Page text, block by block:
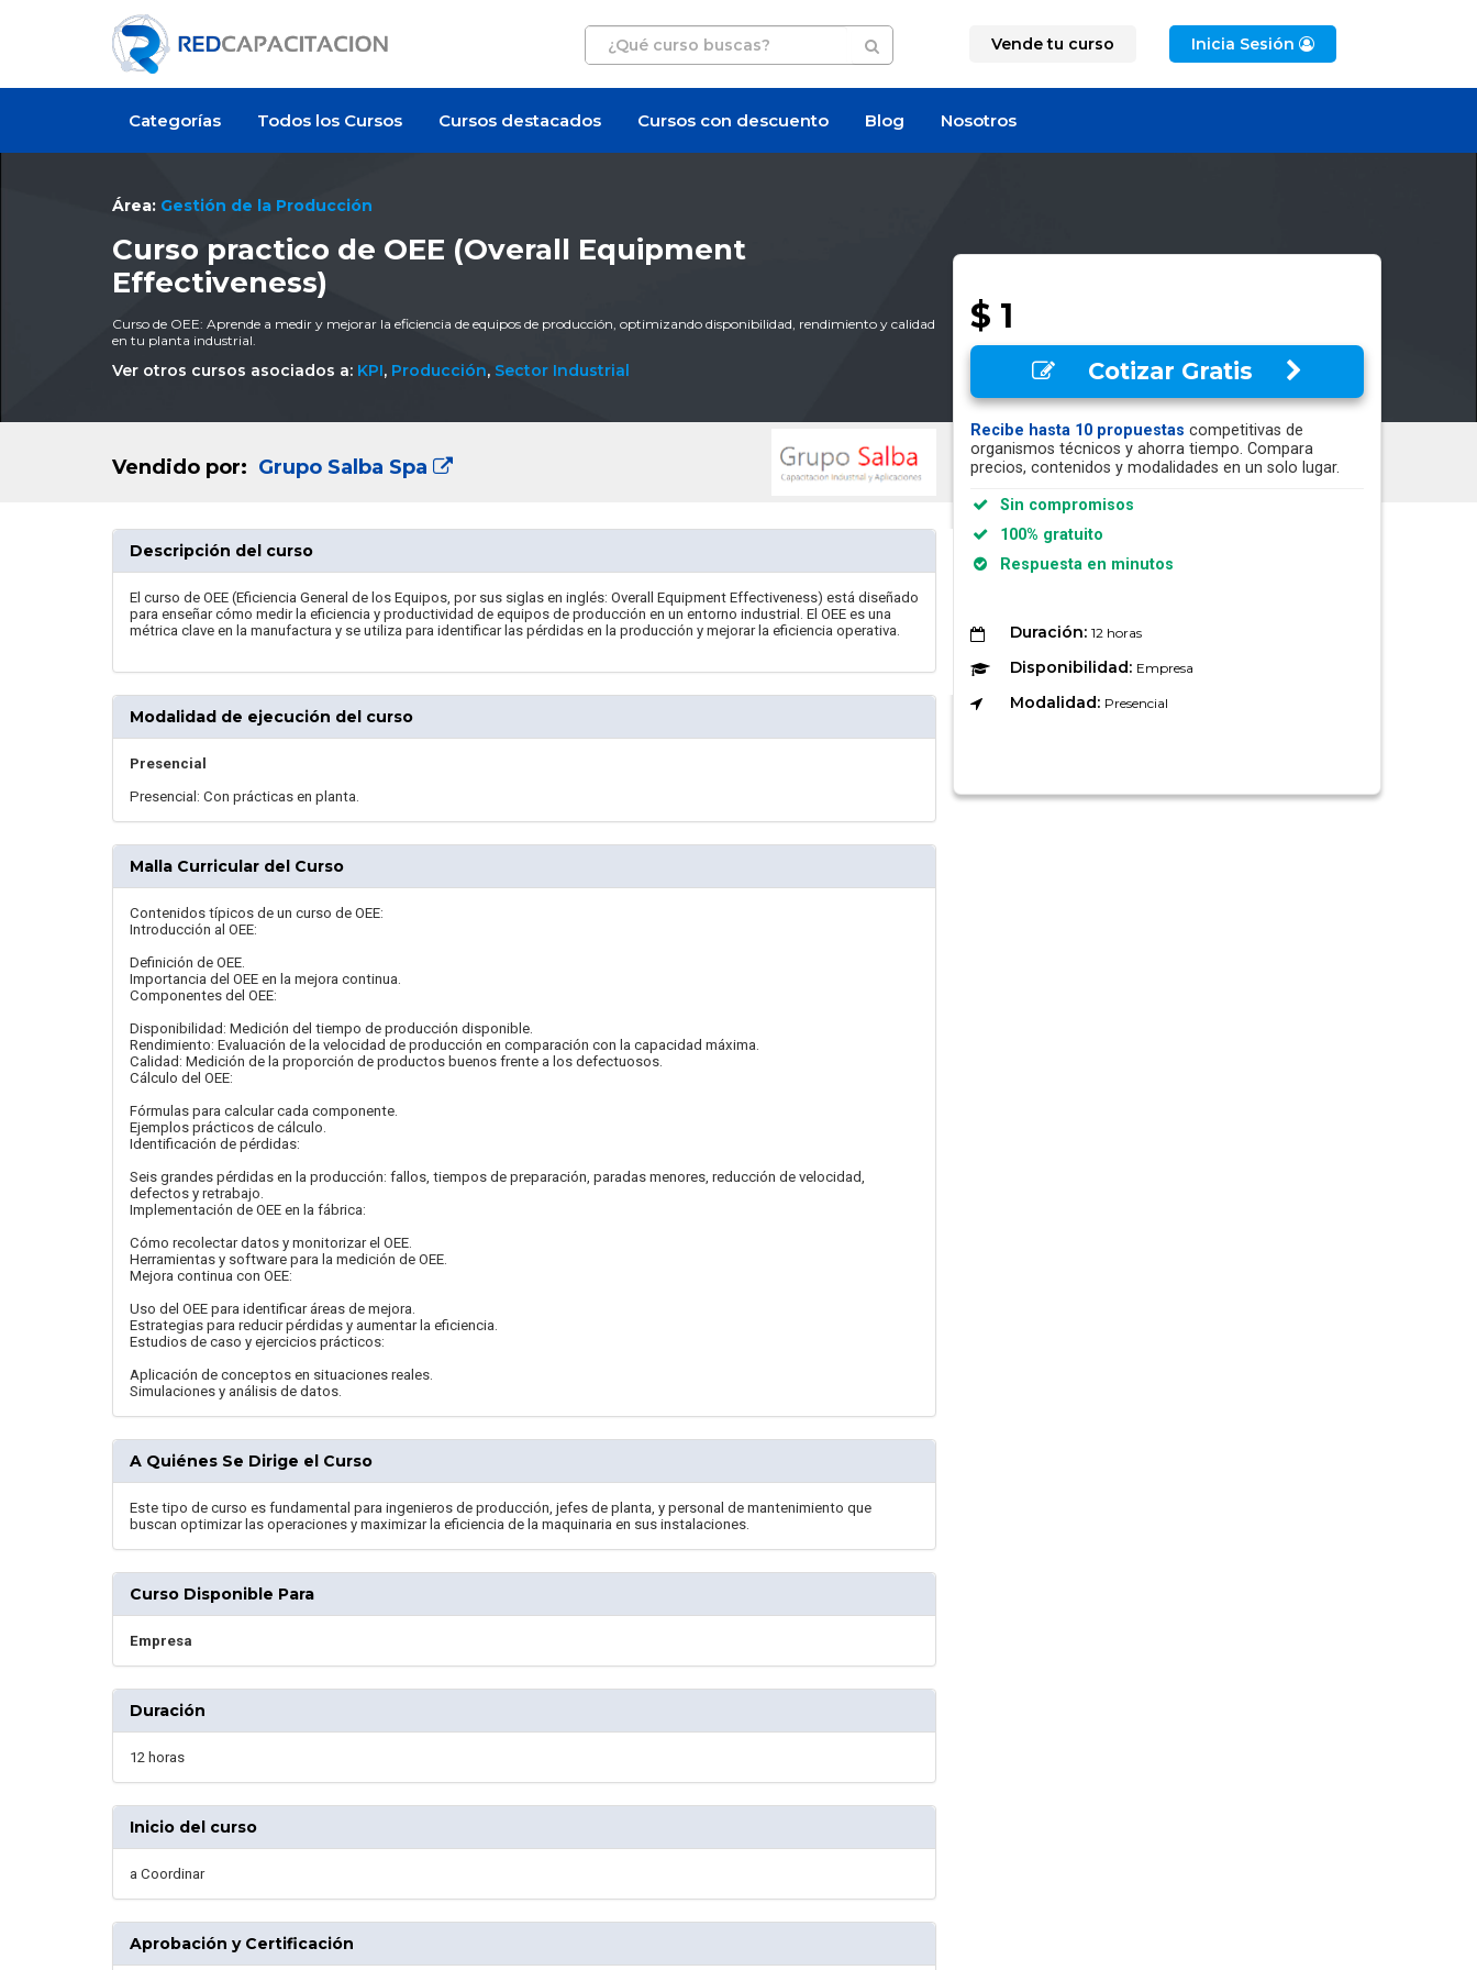
Vende tu curso Inicia Sesión
Categorías Todos los Cursos Cursos destacados Cursos con descuento Blog Nosotros
Área: Gestión de la Producción
Curso practico de OEE (Overall Equipment
Effectiveness)
Curso de OEE: Aprende a medir y mejorar la eficiencia de equipos de producción, optimizando disponibilidad, rendimiento y calidad
en tu planta industrial.
Ver otros cursos asociados a: KPI, Producción, Sector Industrial
Vendido por: Grupo Salba Spa
$ 1
Cotizar Gratis
Recibe hasta 10 propuestas competitivas de
organismos técnicos y ahorra tiempo. Compara
precios, contenidos y modalidades en un solo lugar.
Sin compromisos
100% gratuito
Respuesta en minutos
Duración: 12 horas
Disponibilidad: Empresa
Modalidad: Presencial
Descripción del curso
El curso de OEE (Eficiencia General de los Equipos, por sus siglas en inglés: Overall Equipment Effectiveness) está diseñado
para enseñar cómo medir la eficiencia y productividad de equipos de producción en un entorno industrial. El OEE es una
métrica clave en la manufactura y se utiliza para identificar las pérdidas en la producción y mejorar la eficiencia operativa.
Modalidad de ejecución del curso
Presencial
Presencial: Con prácticas en planta.
Malla Curricular del Curso
Contenidos típicos de un curso de OEE:
Introducción al OEE:
Definición de OEE.
Importancia del OEE en la mejora continua.
Componentes del OEE:
Disponibilidad: Medición del tiempo de producción disponible.
Rendimiento: Evaluación de la velocidad de producción en comparación con la capacidad máxima.
Calidad: Medición de la proporción de productos buenos frente a los defectuosos.
Cálculo del OEE:
Fórmulas para calcular cada componente.
Ejemplos prácticos de cálculo.
Identificación de pérdidas:
Seis grandes pérdidas en la producción: fallos, tiempos de preparación, paradas menores, reducción de velocidad,
defectos y retrabajo.
Implementación de OEE en la fábrica:
Cómo recolectar datos y monitorizar el OEE.
Herramientas y software para la medición de OEE.
Mejora continua con OEE:
Uso del OEE para identificar áreas de mejora.
Estrategias para reducir pérdidas y aumentar la eficiencia.
Estudios de caso y ejercicios prácticos:
Aplicación de conceptos en situaciones reales.
Simulaciones y análisis de datos.
A Quiénes Se Dirige el Curso
Este tipo de curso es fundamental para ingenieros de producción, jefes de planta, y personal de mantenimiento que
buscan optimizar las operaciones y maximizar la eficiencia de la maquinaria en sus instalaciones.
Curso Disponible Para
Empresa
Duración
12 horas
Inicio del curso
a Coordinar
Aprobación y Certificación